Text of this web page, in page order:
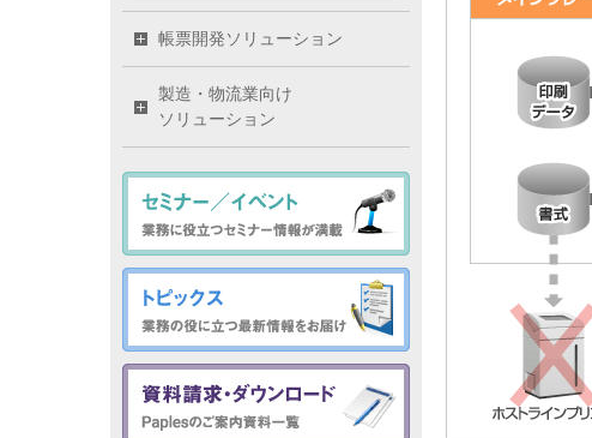
帳票開発ソリューション
製造・物流業向け
ソリューション